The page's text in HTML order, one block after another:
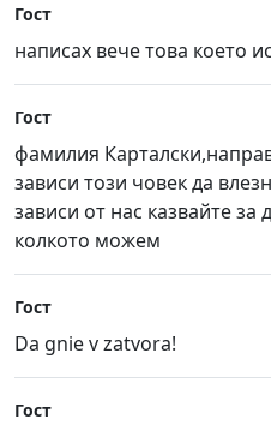
Гост
написах вече това което
Гост
фамилия
зависи този човек да
зависи от нас казвайте за
колкото можем
Гост
Da gnie v zatvora!
Гост